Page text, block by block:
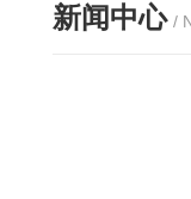
新闻中心 /